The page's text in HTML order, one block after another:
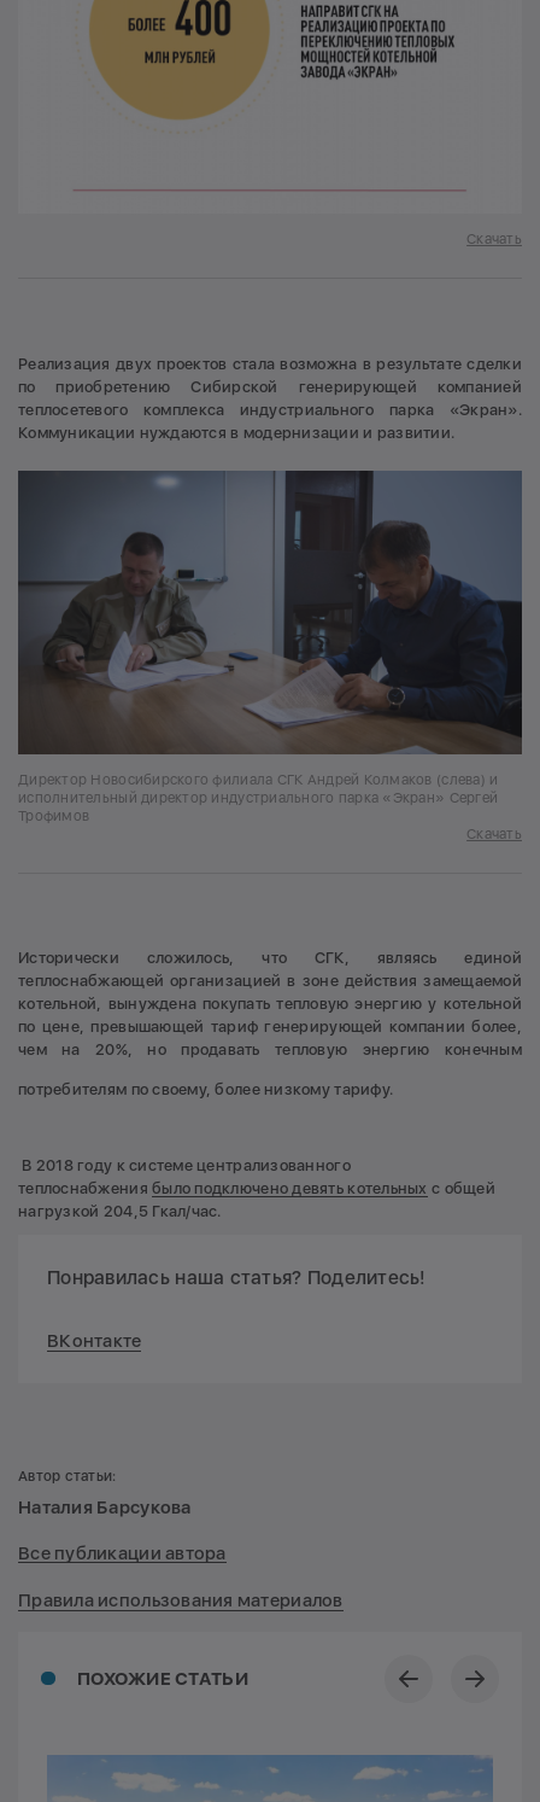
Скачать
Реализация двух проектов стала возможна в результате сделки
по приобретению Сибирской генерирующей компанией
теплосетевого комплекса индустриального парка «Экран».
Коммуникации нуждаются в модернизации и развитии.
Директор Новосибирского филиала СГК Андрей Колмаков (слева) и
исполнительный директор индустриального парка «Экран» Сергей
Трофимов
Скачать
Исторически сложилось, что СГК, являясь единой
теплоснабжающей организацией в зоне действия замещаемой
котельной, вынуждена покупать тепловую энергию у котельной
по цене, превышающей тариф генерирующей компании более,
чем на 20%, но продавать тепловую энергию конечным
потребителям по своему, более низкому тарифу.
В 2018 году к системе централизованного
теплоснабжениябыло подключено девять котельных с общей
нагрузкой 204,5 Гкал/час.
Понравилась наша статья? Поделитесь!
ВКонтакте
ПОХОЖИЕ СТАТЬИ
Автор статьи:
Наталия Барсукова
Все публикации автора
Правила использования материалов